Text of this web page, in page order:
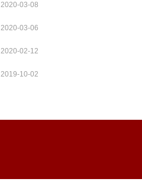
2020-03-08
2020-03-06
2020-02-12
2019-10-02